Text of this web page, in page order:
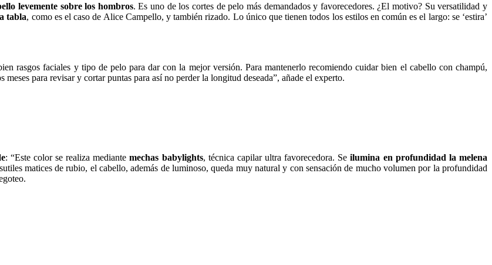
levemente sobre los hombros. Es uno de los cortes de pelo más demandados y favorecedores. ¿El motivo? Su versatilidad y
tabla, como es el caso de Alice Campello, y también rizado. Lo único que tienen todos los estilos en común es el largo: se ‘estira’
rasgos faciales y tipo de pelo para dar con la mejor versión. Para mantenerlo recomiendo cuidar bien el cabello con champú,
para revisar y cortar puntas para así no perder la longitud deseada”, añade el experto.
: “Este color se realiza mediantemechas babylights, técnica capilar ultra favorecedora. Seilumina en profundidad la melena
matices de rubio, el cabello, además de luminoso, queda muy natural y con sensación de mucho volumen por la profundidad